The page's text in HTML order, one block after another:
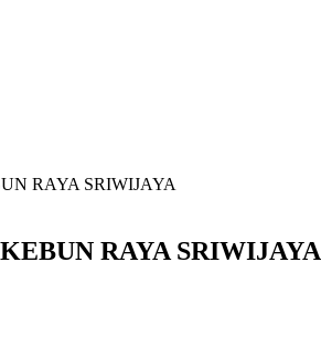
RAYA SRIWIJAYA
RAYA SRIWIJAYA